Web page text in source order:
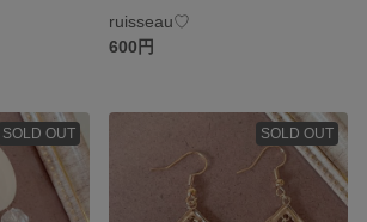
ruisseau♡
600円
SOLD OUT SOLD OUT